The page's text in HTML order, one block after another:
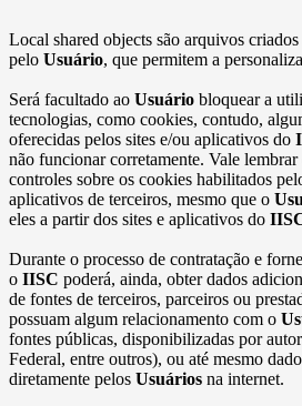
Local shared objects são arquivos
pelo Usuário, que permitem a
Será facultado ao Usuário bloquear a
tecnologias, como cookies, contudo,
oferecidas pelos sites e/ou aplicativos do
não funcionar corretamente. Vale lembrar
controles sobre os cookies habilitados
aplicativos de terceiros, mesmo que o
eles a partir dos sites e aplicativos do
Durante o processo de contratação e
o IISC poderá, ainda, obter dados
de fontes de terceiros, parceiros ou
possuam algum relacionamento com o
fontes públicas, disponibilizadas por
Federal, entre outros), ou até mesmo
diretamente pelos Usuários na internet.